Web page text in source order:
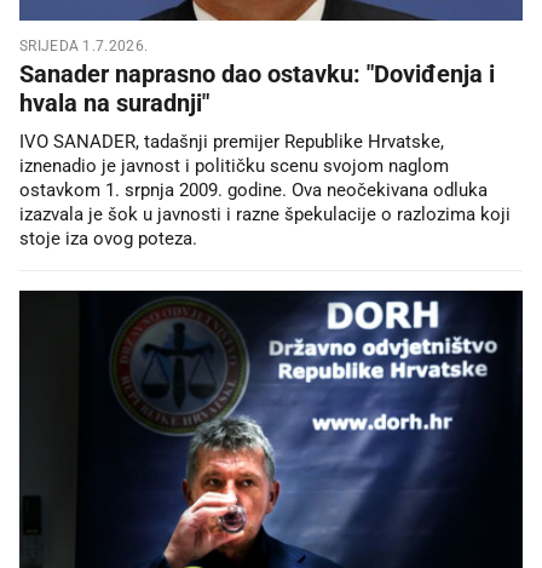
SRIJEDA 1.7.2026.
Sanader naprasno dao ostavku: "Doviđenja i
hvala na suradnji"
IVO SANADER, tadašnji premijer Republike Hrvatske,
iznenadio je javnost i političku scenu svojom naglom
ostavkom 1. srpnja 2009. godine. Ova neočekivana odluka
izazvala je šok u javnosti i razne špekulacije o razlozima koji
stoje iza ovog poteza.